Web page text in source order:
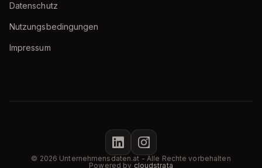
Datenschutz
Nutzungsbedingungen
Impressum
© 2026 Unternehmensdaten.at - Alle Rechte vorbehalten
Powered by cloudstrata